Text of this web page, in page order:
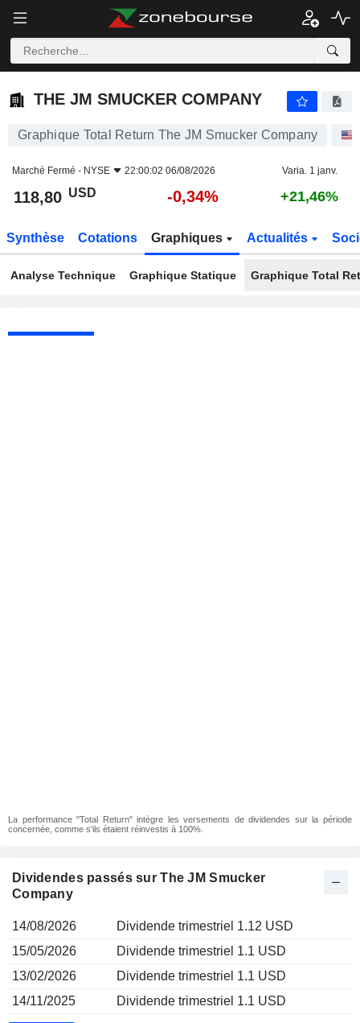
THE JM SMUCKER COMPANY
THE JM SMUCKER COMPANY
Graphique Total Return The JM Smucker Company
Marché Fermé - NYSE 22:00:02 06/08/2026 Varia. 1 janv.
118,80 USD -0,34% +21,46%
Synthèse Cotations Graphiques Actualités
Analyse Technique Graphique Statique Graphique Total
La performance "Total Return" intègre les versements de dividendes sur la période
concernée, comme s'ils étaient réinvestis à 100%.
Dividendes passés sur The JM Smucker
Company
14/08/2026
Dividende trimestriel 1.12 USD
15/05/2026
Dividende trimestriel 1.1 USD
13/02/2026
Dividende trimestriel 1.1 USD
14/11/2025
Dividende trimestriel 1.1 USD